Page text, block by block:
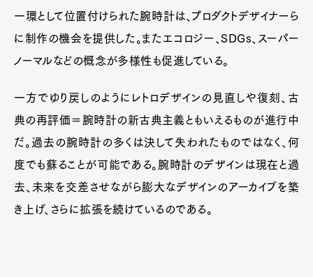
一環として位置付けられた腕時計は、プロダクトデザイナーら
に制作の機会を提供した。またエコロジー、SDGs、スーパー
ノーマルなどの概念が多様性も促進している。
一方でゆり戻しのようにレトロデザインの見直しや復刻、古
典の再評価＝腕時計の新古典主義ともいえるものが進行中
だ。過去の腕時計の多くは決して失われたものではなく、何
度でも蘇ることが可能である。腕時計のデザインは現在と過
去、未来を交差させながら膨大なデザインのアーカイブを築
き上げ、さらに拡張を続けているのである。